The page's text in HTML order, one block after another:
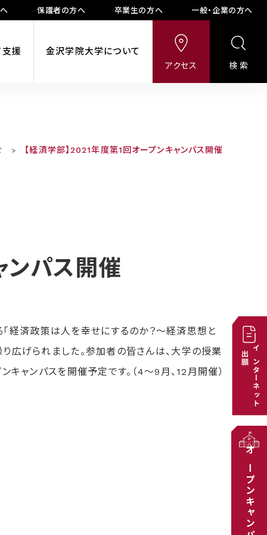
アクセス 検索
支援 金沢学院大学について
保護者の方へ 卒業生の方へ 一般・企業の方へ
> 【経済学部】2021年度第1回オープンキャンパス開催
ンパス開催
経済政策は人を幸せにするのか？～経済思想と
広げられました。参加者の皆さんは、大学の授業
ャンパスを開催予定です。（4～9月、12月開催）
インターネット
出願